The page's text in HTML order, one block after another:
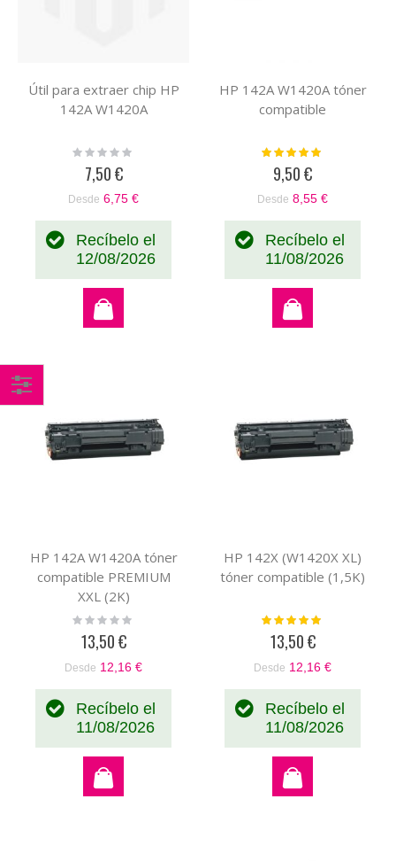
Útil para extraer chip HP
142A W1420A
Rating:
7,50 €
Desde 6,75 €
Recíbelo el
12/08/2026
HP 142A W1420A tóner
compatible
Valoración:
9,50 €
Desde 8,55 €
Recíbelo el
11/08/2026
HP 142A W1420A tóner
compatible PREMIUM
XXL (2K)
Rating:
13,50 €
Desde 12,16 €
Recíbelo el
11/08/2026
HP 142X (W1420X XL)
tóner compatible (1,5K)
Valoración:
13,50 €
Desde 12,16 €
Recíbelo el
11/08/2026
Comprar